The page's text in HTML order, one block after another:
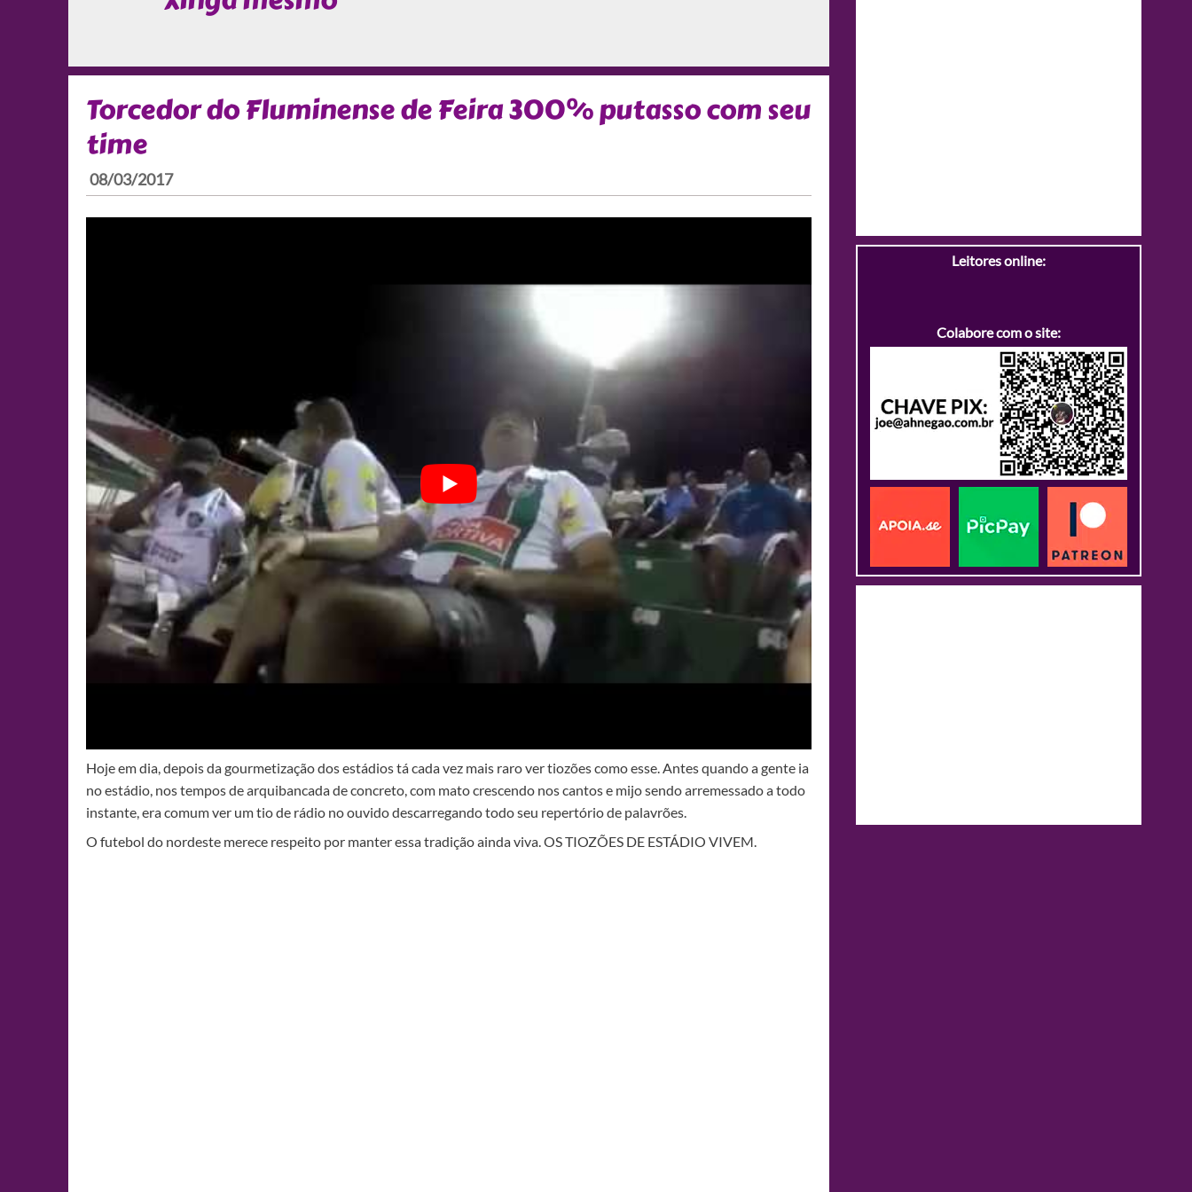
Torcedor do Fluminense de Feira 300% putasso com seu
time
08/03/2017
Hoje em dia, depois da gourmetização dos estádios tá cada vez mais raro ver tiozões como esse. Antes quando a gente ia
no estádio, nos tempos de arquibancada de concreto, com mato crescendo nos cantos e mijo sendo arremessado a todo
instante, era comum ver um tio de rádio no ouvido descarregando todo seu repertório de palavrões.
O futebol do nordeste merece respeito por manter essa tradição ainda viva. OS TIOZÕES DE ESTÁDIO VIVEM.
Leitores online:
Colabore com o site: